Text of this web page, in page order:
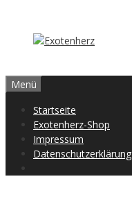
springen
Menü
Startseite
Exotenherz-Shop
Impressum
Datenschutzerklärung